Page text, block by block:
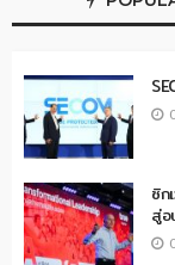
ซิก
สู่อ